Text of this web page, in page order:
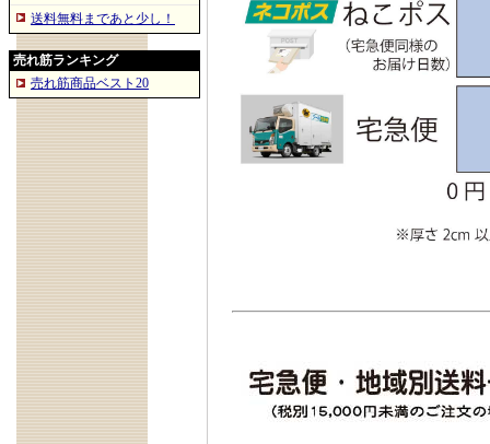
送料無料まであと少し！
売れ筋ランキング
売れ筋商品ベスト20